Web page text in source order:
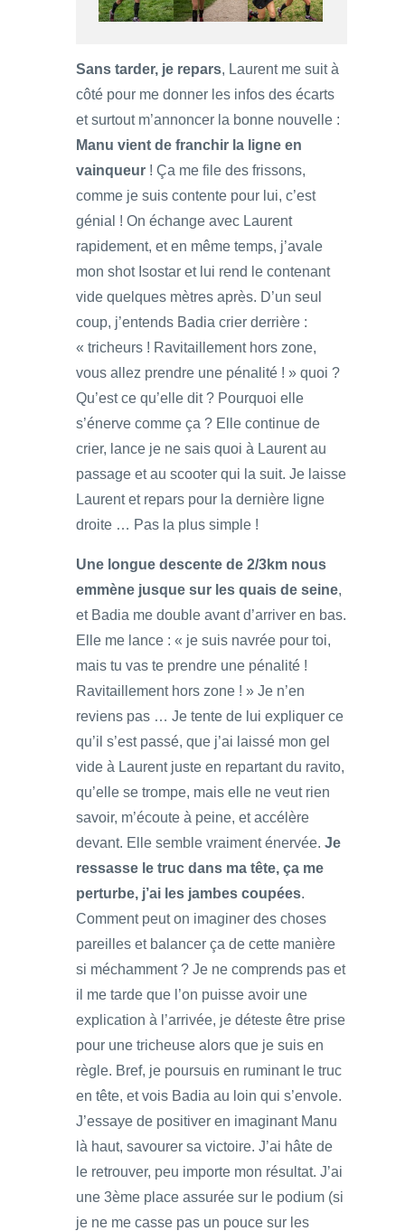
Sans tarder, je repars, Laurent me suit à
côté pour me donner les infos des écarts
et surtout m’annoncer la bonne nouvelle :
Manu vient de franchir la ligne en
vainqueur ! Ça me file des frissons,
comme je suis contente pour lui, c’est
génial ! On échange avec Laurent
rapidement, et en même temps, j’avale
mon shot Isostar et lui rend le contenant
vide quelques mètres après. D’un seul
coup, j’entends Badia crier derrière :
« tricheurs ! Ravitaillement hors zone,
vous allez prendre une pénalité ! » quoi ?
Qu’est ce qu’elle dit ? Pourquoi elle
s’énerve comme ça ? Elle continue de
crier, lance je ne sais quoi à Laurent au
passage et au scooter qui la suit. Je laisse
Laurent et repars pour la dernière ligne
droite … Pas la plus simple !
Une longue descente de 2/3km nous
emmène jusque sur les quais de seine,
et Badia me double avant d’arriver en bas.
Elle me lance : « je suis navrée pour toi,
mais tu vas te prendre une pénalité !
Ravitaillement hors zone ! » Je n’en
reviens pas … Je tente de lui expliquer ce
qu’il s’est passé, que j’ai laissé mon gel
vide à Laurent juste en repartant du ravito,
qu’elle se trompe, mais elle ne veut rien
savoir, m’écoute à peine, et accélère
devant. Elle semble vraiment énervée. Je
ressasse le truc dans ma tête, ça me
perturbe, j’ai les jambes coupées.
Comment peut on imaginer des choses
pareilles et balancer ça de cette manière
si méchamment ? Je ne comprends pas et
il me tarde que l’on puisse avoir une
explication à l’arrivée, je déteste être prise
pour une tricheuse alors que je suis en
règle. Bref, je poursuis en ruminant le truc
en tête, et vois Badia au loin qui s’envole.
J’essaye de positiver en imaginant Manu
là haut, savourer sa victoire. J’ai hâte de
le retrouver, peu importe mon résultat. J’ai
une 3ème place assurée sur le podium (si
je ne me casse pas un pouce sur les